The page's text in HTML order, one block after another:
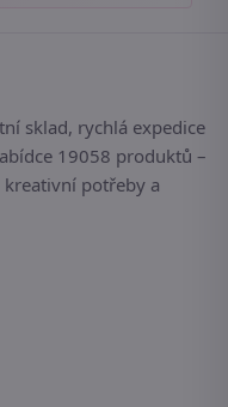
sklad, rychlá expedice
19058 produktů –
kreativní potřeby a